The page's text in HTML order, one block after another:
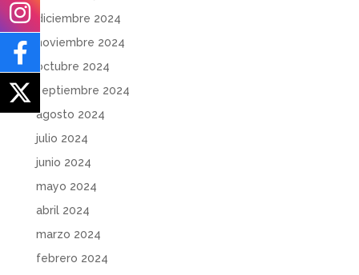
diciembre 2024
noviembre 2024
octubre 2024
septiembre 2024
agosto 2024
julio 2024
junio 2024
mayo 2024
abril 2024
marzo 2024
febrero 2024